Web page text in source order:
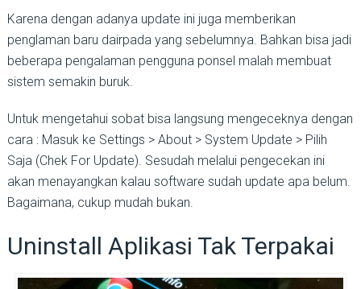
Karena dengan adanya update ini juga memberikan
penglaman baru dairpada yang sebelumnya. Bahkan bisa jadi
beberapa pengalaman pengguna ponsel malah membuat
sistem semakin buruk.
Untuk mengetahui sobat bisa langsung mengeceknya dengan
cara : Masuk ke Settings > About > System Update > Pilih
Saja (Chek For Update). Sesudah melalui pengecekan ini
akan menayangkan kalau software sudah update apa belum.
Bagaimana, cukup mudah bukan.
Uninstall Aplikasi Tak Terpakai